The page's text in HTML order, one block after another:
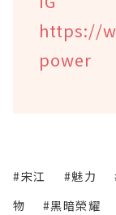
https://
power
#宋江 #魅力
物
#黑暗榮耀